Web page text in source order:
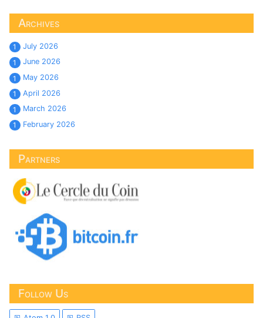
Archives
1
July 2026
1
June 2026
1
May 2026
1
April 2026
1
March 2026
1
February 2026
Partners
Follow Us